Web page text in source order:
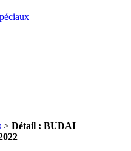
> Détail : BUDAI